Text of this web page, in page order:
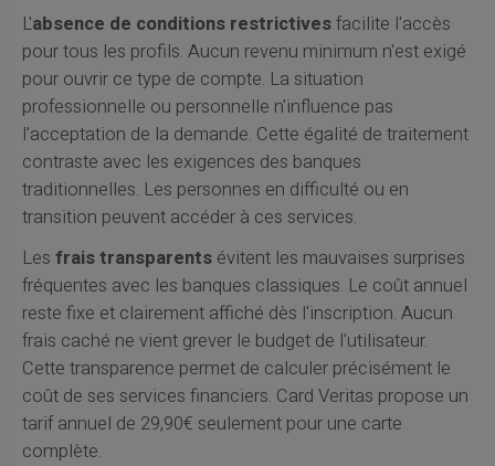
L'absence de conditions restrictivesfacilite l'accès
pour tous les profils. Aucun revenu minimum n'est exigé
pour ouvrir ce type de compte. La situation
professionnelle ou personnelle n'influence pas
l'acceptation de la demande. Cette égalité de traitement
contraste avec les exigences des banques
traditionnelles. Les personnes en difficulté ou en
transition peuvent accéder à ces services.
Les frais transparentsévitent les mauvaises surprises
fréquentes avec les banques classiques. Le coût annuel
reste fixe et clairement affiché dès l'inscription. Aucun
frais caché ne vient grever le budget de l'utilisateur.
Cette transparence permet de calculer précisément le
coût de ses services financiers. Card Veritas propose un
tarif annuel de 29,90€ seulement pour une carte
complète.